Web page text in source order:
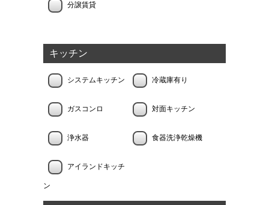
分譲賃貸
キッチン
システムキッチン 冷蔵庫有り
ガスコンロ 対面キッチン
浄水器 食器洗浄乾燥機
アイランドキッチ
ン